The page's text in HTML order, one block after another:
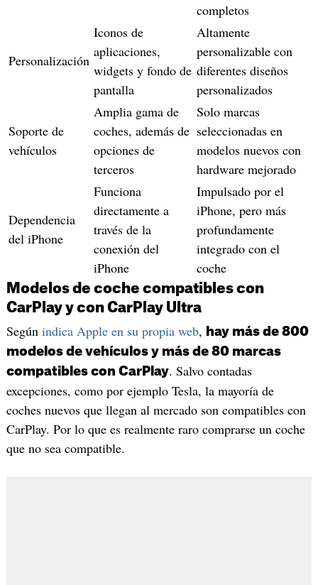
completos
Personalización
Iconos de
aplicaciones,
widgets y fondo de
pantalla
Altamente
personalizable con
diferentes diseños
personalizados
Soporte de
vehículos
Amplia gama de
coches, además de
opciones de
terceros
Solo marcas
seleccionadas en
modelos nuevos con
hardware mejorado
Dependencia
del iPhone
Funciona
directamente a
través de la
conexión del
iPhone
Impulsado por el
iPhone, pero más
profundamente
integrado con el
coche
Modelos de coche compatibles con
CarPlay y con CarPlay Ultra
Según indica Apple en su propia web,
hay más de 800
modelos de vehículos y más de 80 marcas
compatibles con CarPlay. Salvo contadas
excepciones, como por ejemplo Tesla, la mayoría de
coches nuevos que llegan al mercado son compatibles con
CarPlay. Por lo que es realmente raro comprarse un coche
que no sea compatible.